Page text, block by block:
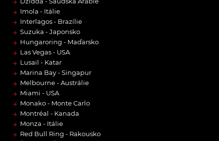
→ Imola - Itálie
→ Interlagos - Brazílie
→ Suzuka - Japonsko
→ Hungaroring - Maďarsko
→ Las Vegas - USA
→ Lusail - Katar
→ Marina Bay - Singapur
→ Melbourne - Austrálie
→ Miami - USA
→ Monako - Monte Carlo
→ Montréal - Kanada
→ Monza - Itálie
→ Red Bull Ring - Rakousko